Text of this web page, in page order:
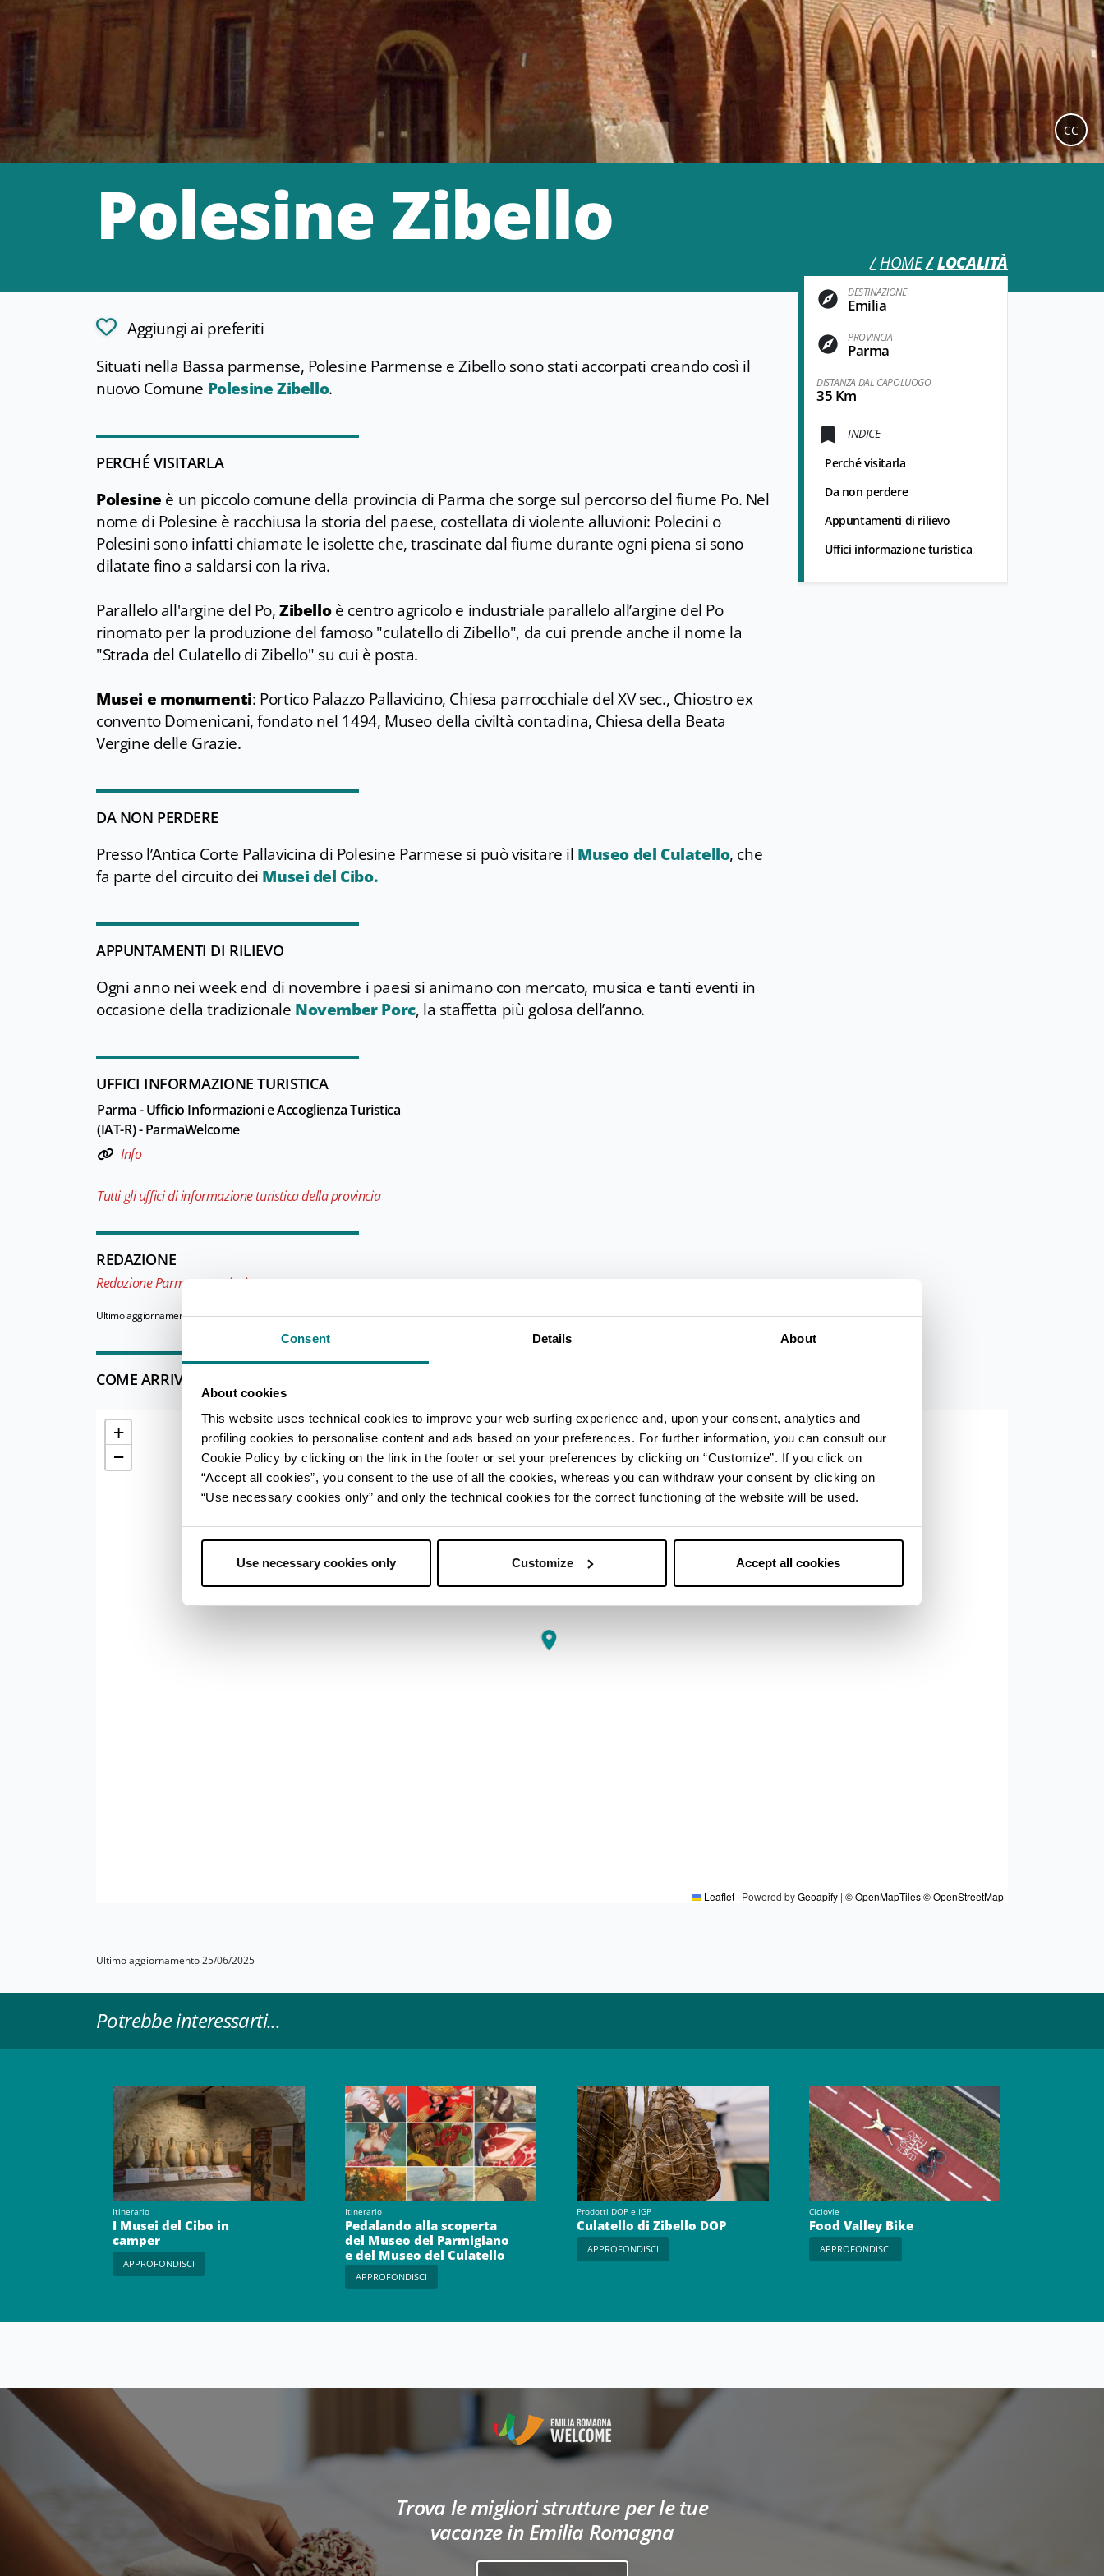
Consent Details About
About cookies
This website uses technical cookies to improve your web surfing experience and, upon your consent, analytics and
profiling cookies to personalise content and ads based on your preferences. For further information, you can consult our
Cookie Policy by clicking on the link in the footer or set your preferences by clicking on “Customize”. If you click on
“Accept all cookies”, you consent to the use of all the cookies, whereas you can withdraw your consent by clicking on
“Use necessary cookies only” and only the technical cookies for the correct functioning of the website will be used.
Use necessary cookies only Customize Accept all cookies
Polesine Zibello
HOME LOCALITÀ
CC
DESTINAZIONE
Emilia
PROVINCIA
Parma
DISTANZA DAL CAPOLUOGO
35 Km
INDICE
Perché visitarla
Da non perdere
Appuntamenti di rilievo
Uffici informazione turistica
Aggiungi ai preferiti
Situati nella Bassa parmense, Polesine Parmense e Zibello sono stati accorpati creando così il
nuovo Comune Polesine Zibello.
PERCHÉ VISITARLA
Polesine è un piccolo comune della provincia di Parma che sorge sul percorso del fiume Po. Nel
nome di Polesine è racchiusa la storia del paese, costellata di violente alluvioni: Polecini o
Polesini sono infatti chiamate le isolette che, trascinate dal fiume durante ogni piena si sono
dilatate fino a saldarsi con la riva.
Parallelo all'argine del Po,Zibelloè centro agricolo e industriale parallelo all’argine del Po
rinomato per la produzione del famoso "culatello di Zibello", da cui prende anche il nome la
"Strada del Culatello di Zibello" su cui è posta.
Musei e monumenti: Portico Palazzo Pallavicino, Chiesa parrocchiale del XV sec., Chiostro ex
convento Domenicani, fondato nel 1494, Museo della civiltà contadina, Chiesa della Beata
Vergine delle Grazie.
DA NON PERDERE
Presso l’Antica Corte Pallavicina di Polesine Parmese si può visitare il Museo del Culatello, che
fa parte del circuito dei Musei del Cibo.
APPUNTAMENTI DI RILIEVO
Ogni anno nei week end di novembre i paesi si animano con mercato, musica e tanti eventi in
occasione della tradizionale November Porc, la staffetta più golosa dell’anno.
UFFICI INFORMAZIONE TURISTICA
Parma - Ufficio Informazioni e Accoglienza Turistica
(IAT-R) - ParmaWelcome
Info
Tutti gli uffici di informazione turistica della provincia
REDAZIONE
Redazione Parma e provincia
Ultimo aggiornamento 25/06/2025
COME ARRIVARE
+
−
Leaflet | Powered byGeoapify | © OpenMapTiles© OpenStreetMap
Ultimo aggiornamento 25/06/2025
Potrebbe interessarti...
Itinerario
I Musei del Cibo in
camper
APPROFONDISCI
Itinerario
Pedalando alla scoperta
del Museo del Parmigiano
e del Museo del Culatello
APPROFONDISCI
Prodotti DOP e IGP
Culatello di Zibello DOP
APPROFONDISCI
Ciclovie
Food Valley Bike
APPROFONDISCI
Trova le migliori strutture per le tue
vacanze in Emilia Romagna